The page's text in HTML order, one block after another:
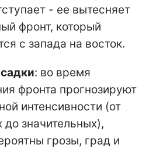
- ее вытесняет
фронт, который
с запада на восток.
: во время
фронта прогнозируют
интенсивности (от
значительных),
грозы, град и